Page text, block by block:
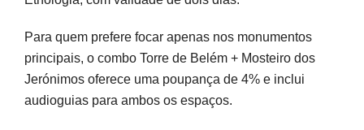
Para quem prefere focar apenas nos monumentos
principais, o combo Torre de Belém + Mosteiro dos
Jerónimos oferece uma poupança de 4% e inclui
audioguias para ambos os espaços.